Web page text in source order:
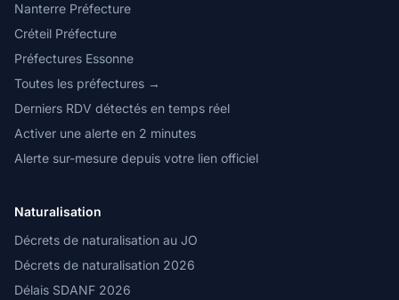
Nanterre Préfecture
Créteil Préfecture
Préfectures Essonne
Toutes les préfectures →
Derniers RDV détectés en temps réel
Activer une alerte en 2 minutes
Alerte sur-mesure depuis votre lien officiel
Naturalisation
Décrets de naturalisation au JO
Décrets de naturalisation 2026
Délais SDANF 2026